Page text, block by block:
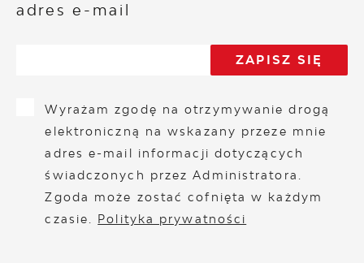
adres e-mail
Wyrażam zgodę na otrzymywanie drogą
elektroniczną na wskazany przeze mnie
adres e-mail informacji dotyczących
świadczonych przez Administratora.
Zgoda może zostać cofnięta w każdym
czasie. Polityka prywatności